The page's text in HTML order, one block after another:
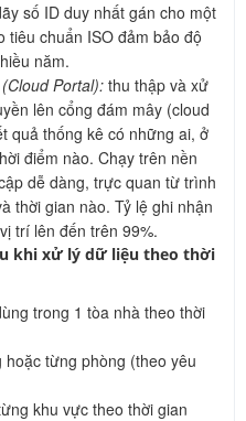
số ID duy nhất gán cho một
chuẩn ISO đảm bảo độ
năm.
Portal):thu thập và xử
lên cổng đám mây (cloud
quả thống kê có những ai, ở
điểm nào. Chạy trên nền
dễ dàng, trực quan từ trình
thời gian nào. Tỷ lệ ghi nhận
trí lên đến trên 99%.
khi xử lý dữ liệu theo thời
trong 1 tòa nhà theo thời
từng phòng (theo yêu
khu vực theo thời gian